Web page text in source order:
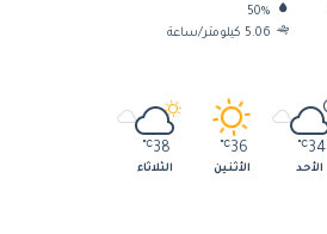
50%
5.06 كيلومتر/ساعة
34
℃
الأحد
36
℃
الأثنين
38
℃
الثلاثاء